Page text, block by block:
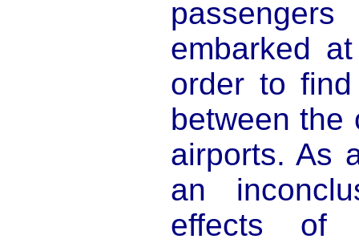
embarked
order to
between the
airports. As
an
effects of